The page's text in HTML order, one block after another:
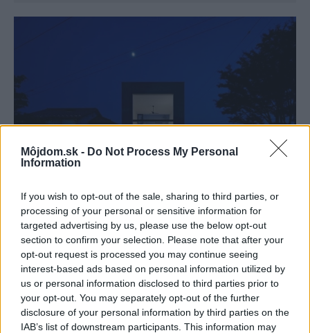
Môjdom.sk - Do Not Process My Personal
Information
If you wish to opt-out of the sale, sharing to third parties, or
processing of your personal or sensitive information for
targeted advertising by us, please use the below opt-out
section to confirm your selection. Please note that after your
opt-out request is processed you may continue seeing
interest-based ads based on personal information utilized by
us or personal information disclosed to third parties prior to
your opt-out. You may separately opt-out of the further
disclosure of your personal information by third parties on the
IAB’s list of downstream participants. This information may
Minimalistický rodinný dom v Japonsku
Už je to raz tak. Moderné domy sa funkčne a esteticky
neprispôsobujú len okoliu, ale hlavne tomu, kto v nich býva. Či sú
malé, alebo veľké, moderné alebo tradičné, mali by byť pre
svojich obyvateľov priestorom, kde sa cítia príjemne cez deň aj v
noci.